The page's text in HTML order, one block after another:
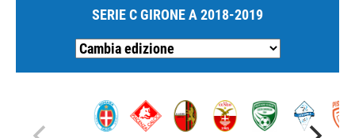
SERIE C GIRONE A 2018-2019